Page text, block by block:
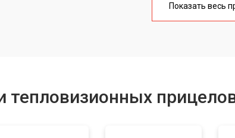
Показать весь
тепловизионных